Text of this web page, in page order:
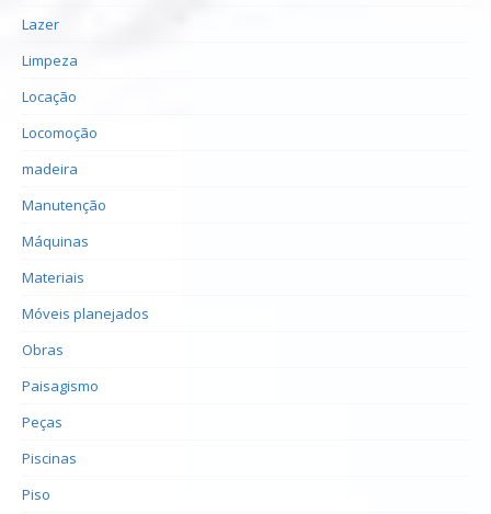
Lazer
Limpeza
Locação
Locomoção
madeira
Manutenção
Máquinas
Materiais
Móveis planejados
Obras
Paisagismo
Peças
Piscinas
Piso